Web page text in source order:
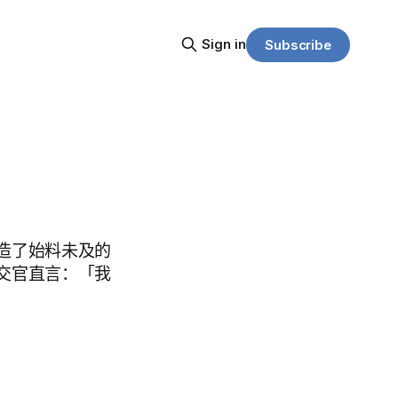
Sign in Subscribe
了始料未及的
官直言：「我